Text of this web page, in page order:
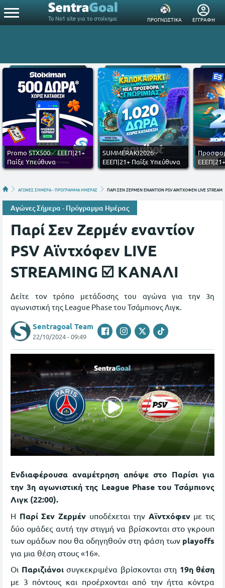
Το Νο1 site για το στοίχημα ΠΡΟΓΝΩΣΤΙΚΑ ΕΓΓΡΑΦΗ
Promo STX500✅ ΕΕΕΠ|21+
Παίξε Υπεύθυνα
SUMMERAKI2026✅
ΕΕΕΠ|21+ Παίξε Υπεύθυνα
ΑΓΩΝΕΣ ΣΗΜΕΡΑ - ΠΡΟΓΡΑΜΜΑ ΗΜΕΡΑΣ ΠΑΡΙ ΣΕΝ ΖΕΡΜΕΝ ΕΝΑΝΤΙΟΝ PSV ΑΙΝΤΧΟΦΕΝ LIVE
Αγώνες Σήμερα - Πρόγραμμα Ημέρας
Παρί Σεν Ζερμέν εναντίον
PSV Αϊντχόφεν LIVE
STREAMING ☑️ ΚΑΝΑΛΙ
Δείτε τον τρόπο μετάδοσης του αγώνα για την 3η
αγωνιστική της League Phase του Τσάμπιονς Λιγκ.
Sentragoal Team
22/10/2024 - 09:49
Ενδιαφέρουσα αναμέτρηση απόψε στο Παρίσι για
την 3η αγωνιστική της League Phase του Τσάμπιονς
Λιγκ (22:00).
Η Παρί Σεν Ζερμένυποδέχεται την Αϊντχόφεν με τις
δύο ομάδες αυτή την στιγμή να βρίσκονται στο γκρουπ
των ομάδων που θα οδηγηθούν στη φάση των playoffs
για μια θέση στους «16».
Οι Παριζιάνοι συγκεκριμένα βρίσκονται στη 19η θέση
με 3 πόντους και προέρχονται από την ήττα κόντρα